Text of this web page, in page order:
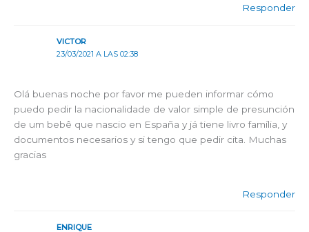
Responder
VICTOR
23/03/2021 A LAS 02:38
Olá buenas noche por favor me pueden informar cómo
puedo pedir la nacionalidade de valor simple de presunción
de um bebê que nascio en España y já tiene livro família, y
documentos necesarios y si tengo que pedir cita. Muchas
gracias
Responder
ENRIQUE